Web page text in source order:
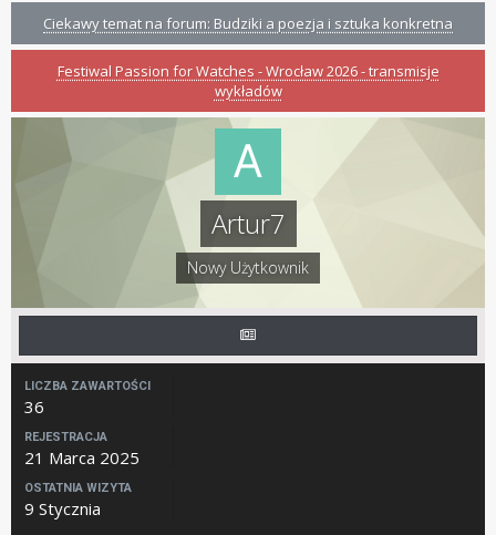
Ciekawy temat na forum: Budziki a poezja i sztuka konkretna
Festiwal Passion for Watches - Wrocław 2026 - transmisje
wykładów
Artur7
Nowy Użytkownik
LICZBA ZAWARTOŚCI
36
REJESTRACJA
21 Marca 2025
OSTATNIA WIZYTA
9 Stycznia